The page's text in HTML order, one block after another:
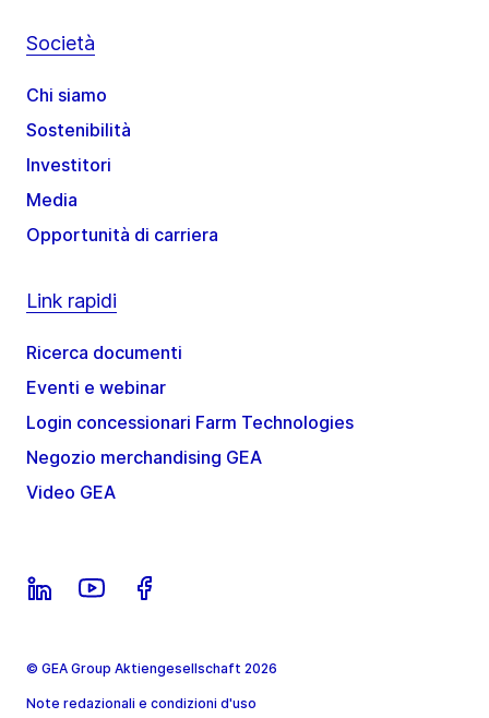
Società
Chi siamo
Sostenibilità
Investitori
Media
Opportunità di carriera
Link rapidi
Ricerca documenti
Eventi e webinar
Login concessionari Farm Technologies
Negozio merchandising GEA
Video GEA
© GEA Group Aktiengesellschaft 2026
Note redazionali e condizioni d'uso